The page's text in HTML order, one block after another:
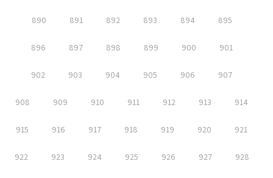
890 891 892 893 894 895
896 897 898 899 900 901
902 903 904 905 906 907
908 909 910 911 912 913 914
915 916 917 918 919 920 921
922 923 924 925 926 927 928